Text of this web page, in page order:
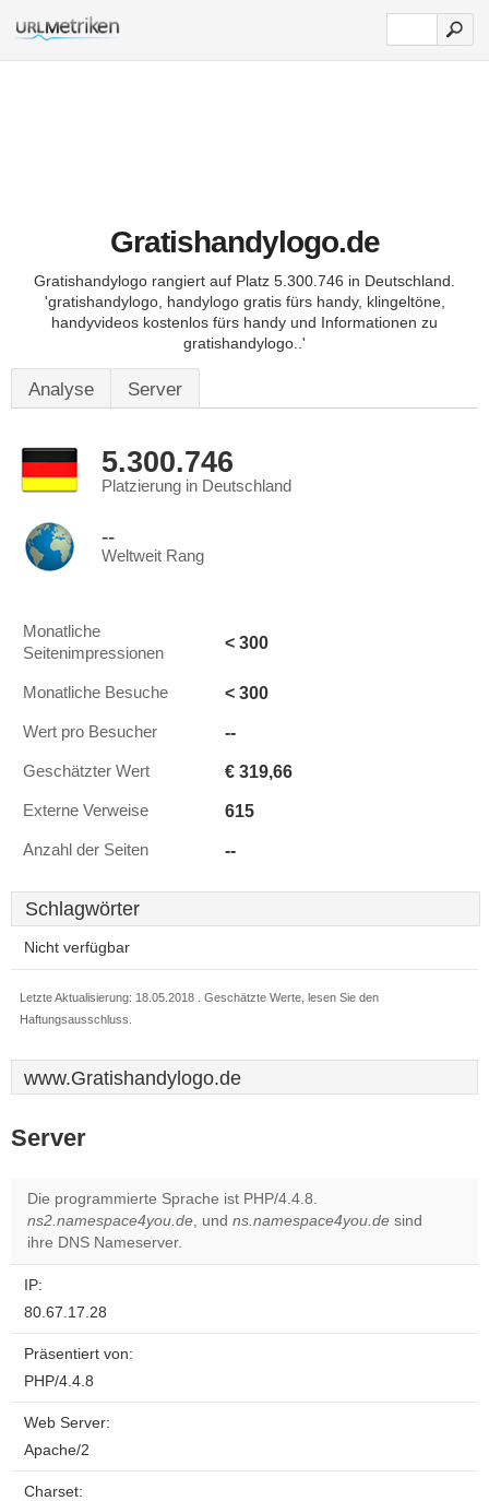
Gratishandylogo.de
Gratishandylogo rangiert auf Platz 5.300.746 in Deutschland.
'gratishandylogo, handylogo gratis fürs handy, klingeltöne,
handyvideos kostenlos fürs handy und Informationen zu
gratishandylogo..'
Analyse Server
5.300.746
Platzierung in Deutschland
--
Weltweit Rang
Monatliche
Seitenimpressionen
< 300
Monatliche Besuche < 300
Wert pro Besucher --
Geschätzter Wert € 319,66
Externe Verweise 615
Anzahl der Seiten --
Schlagwörter
Nicht verfügbar
Letzte Aktualisierung: 18.05.2018 . Geschätzte Werte, lesen Sie den
Haftungsausschluss.
www.Gratishandylogo.de
Server
Die programmierte Sprache ist PHP/4.4.8.
ns2.namespace4you.de, und ns.namespace4you.de sind
ihre DNS Nameserver.
IP:
80.67.17.28
Präsentiert von:
PHP/4.4.8
Web Server:
Apache/2
Charset: